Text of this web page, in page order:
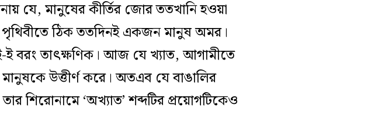
যে, মানুষের কীর্তির জোর ততখানি হওয়া
পৃথিবীতে ঠিক ততদিনই একজন মানুষ অমর।
ই বরং তাৎক্ষণিক। আজ যে খ্যাত, আগামীতে
উত্তীর্ণ করে। অতএব যে বাঙালির
শিরোনামে ‘অখ্যাত’ শব্দটির প্রয়োগটিকেও